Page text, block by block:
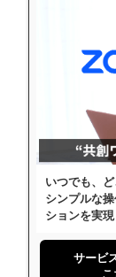
いつでも、
シンプルな
ションを実現
サービ